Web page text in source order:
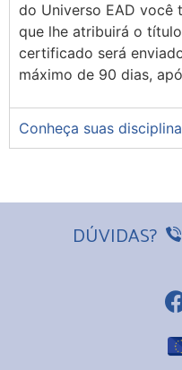
do Universo EAD
que lhe atribuirá o
certificado será
máximo de 90 dias,
Conheça suas
DÚVIDAS?